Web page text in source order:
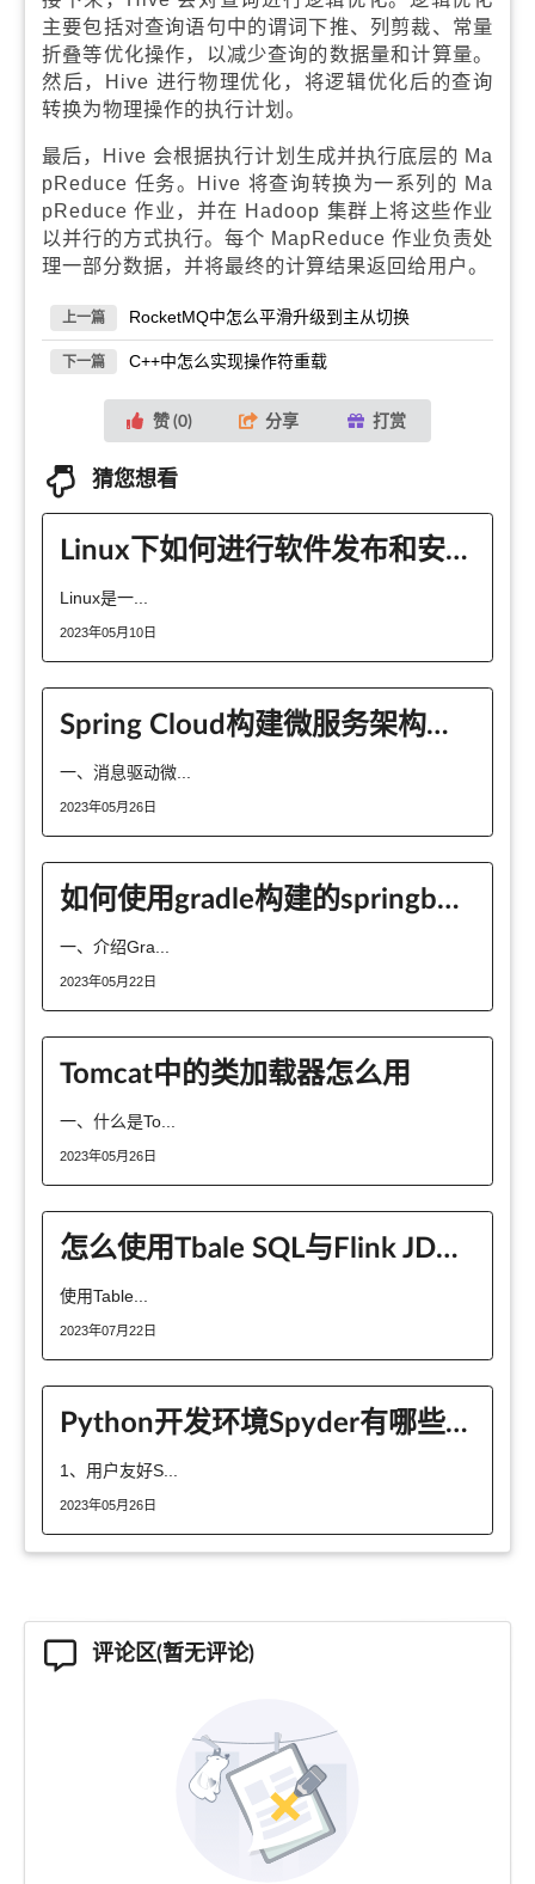
主要包括对查询语句中的谓词下推、列剪裁、常量
折叠等优化操作，以减少查询的数据量和计算量。
然后，Hive 进行物理优化，将逻辑优化后的查询
转换为物理操作的执行计划。
最后，Hive 会根据执行计划生成并执行底层的 Ma
pReduce 任务。Hive 将查询转换为一系列的 Ma
pReduce 作业，并在 Hadoop 集群上将这些作业
以并行的方式执行。每个 MapReduce 作业负责处
理一部分数据，并将最终的计算结果返回给用户。
上一篇 RocketMQ中怎么平滑升级到主从切换
下一篇 C++中怎么实现操作符重载
赞 (0) 分享 打赏
猜您想看
Linux下如何进行软件发布和安装包管理
Linux是一...
2023年05月10日
Spring Cloud构建微服务架构中消息驱动的微服务是什么
一、消息驱动微...
2023年05月26日
如何使用gradle构建的springboot项目在IDEA根据不同的开发人员读取不同的配置文件
一、介绍Gra...
2023年05月22日
Tomcat中的类加载器怎么用
一、什么是To...
2023年05月26日
怎么使用Tbale SQL与Flink JDBC连接器将数据插入MYSQL数据库表
使用Table...
2023年07月22日
Python开发环境Spyder有哪些特点
1、用户友好S...
2023年05月26日
评论区(暂无评论)